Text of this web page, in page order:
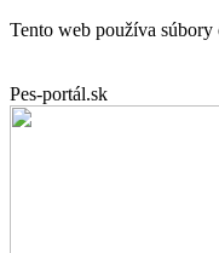
Tento web používa
Pes-portál.sk